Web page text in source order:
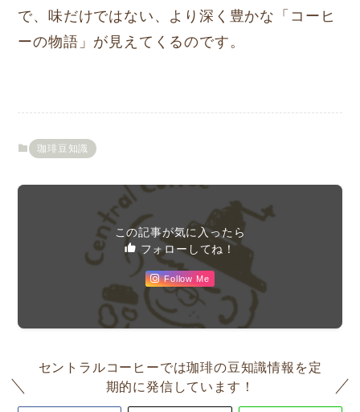
で、味だけではない、より深く豊かな「コーヒ
ーの物語」が見えてくるのです。
珈琲豆知識
この記事が気に入ったら
フォローしてね！
Follow Me
セントラルコーヒーでは珈琲の豆知識情報を定
期的に発信しています！